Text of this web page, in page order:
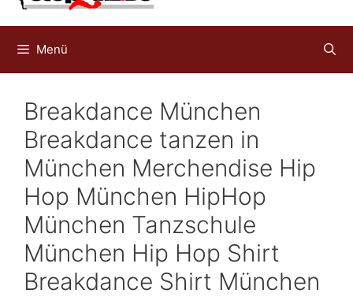
Menü
Breakdance München
Breakdance tanzen in
München Merchendise Hip
Hop München HipHop
München Tanzschule
München Hip Hop Shirt
Breakdance Shirt München